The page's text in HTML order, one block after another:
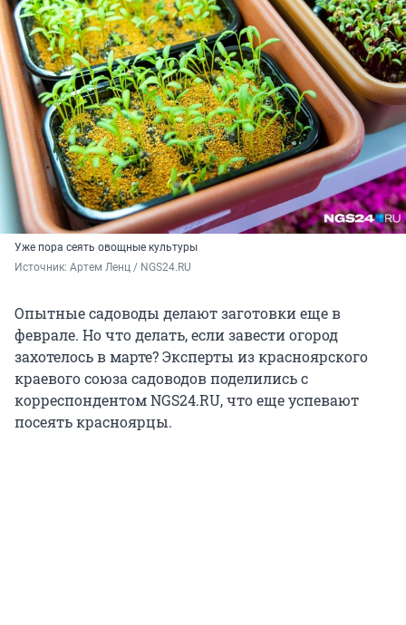
Уже пора сеять овощные культуры
Источник: Артем Ленц / NGS24.RU
Опытные садоводы делают заготовки еще в
феврале. Но что делать, если завести огород
захотелось в марте? Эксперты из красноярского
краевого союза садоводов поделились с
корреспондентом NGS24.RU, что еще успевают
посеять красноярцы.